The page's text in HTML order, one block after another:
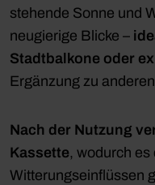
stehende Sonne und
neugierige Blicke –
Stadtbalkone oder
Ergänzung zu
Nach der Nutzung
Kassette, wodurch
Witterungseinflüssen